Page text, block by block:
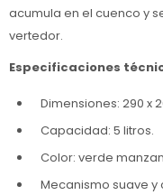
acumula en el cuenco y
vertedor.
Especificaciones
Dimensiones: 290 x
Capacidad: 5 litros.
Color: verde
Mecanismo suave y